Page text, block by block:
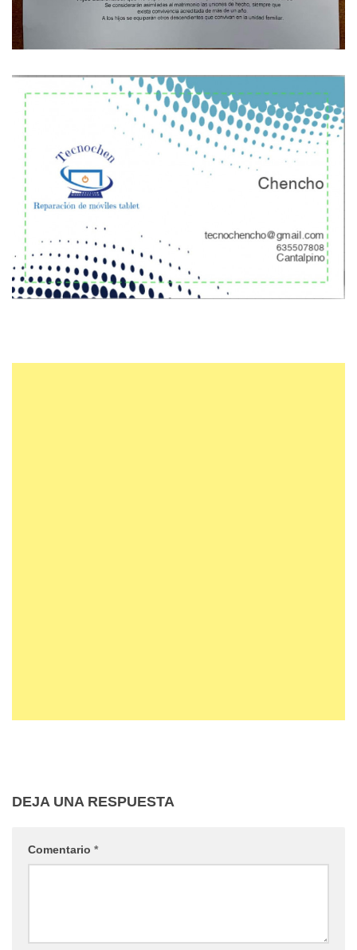
DEJA UNA RESPUESTA
Comentario *